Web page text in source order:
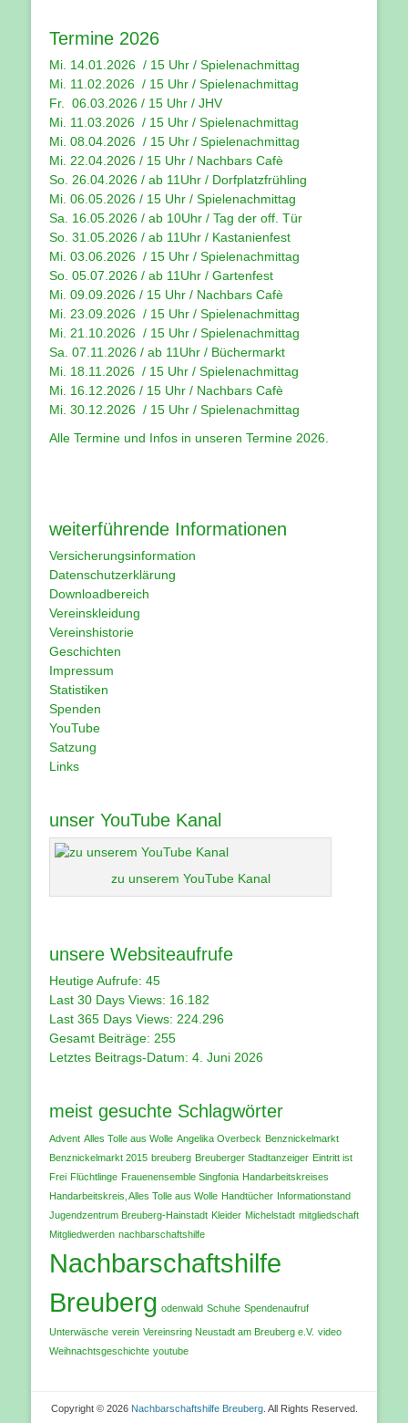
Termine 2026
Mi. 14.01.2026 / 15 Uhr / Spielenachmittag
Mi. 11.02.2026 / 15 Uhr / Spielenachmittag
Fr. 06.03.2026 / 15 Uhr / JHV
Mi. 11.03.2026 / 15 Uhr / Spielenachmittag
Mi. 08.04.2026 / 15 Uhr / Spielenachmittag
Mi. 22.04.2026 / 15 Uhr / Nachbars Cafè
So. 26.04.2026 / ab 11Uhr / Dorfplatzfrühling
Mi. 06.05.2026 / 15 Uhr / Spielenachmittag
Sa. 16.05.2026 / ab 10Uhr / Tag der off. Tür
So. 31.05.2026 / ab 11Uhr / Kastanienfest
Mi. 03.06.2026 / 15 Uhr / Spielenachmittag
So. 05.07.2026 / ab 11Uhr / Gartenfest
Mi. 09.09.2026 / 15 Uhr / Nachbars Cafè
Mi. 23.09.2026 / 15 Uhr / Spielenachmittag
Mi. 21.10.2026 / 15 Uhr / Spielenachmittag
Sa. 07.11.2026 / ab 11Uhr / Büchermarkt
Mi. 18.11.2026 / 15 Uhr / Spielenachmittag
Mi. 16.12.2026 / 15 Uhr / Nachbars Cafè
Mi. 30.12.2026 / 15 Uhr / Spielenachmittag
Alle Termine und Infos in unseren Termine 2026
weiterführende Informationen
Versicherungsinformation
Datenschutzerklärung
Downloadbereich
Vereinskleidung
Vereinshistorie
Geschichten
Impressum
Statistiken
Spenden
YouTube
Satzung
Links
unser YouTube Kanal
zu unserem YouTube Kanal
unsere Websiteaufrufe
Heutige Aufrufe: 45
Last 30 Days Views: 16.182
Last 365 Days Views: 224.296
Gesamt Beiträge: 255
Letztes Beitrags-Datum: 4. Juni 2026
meist gesuchte Schlagwörter
Advent Alles Tolle aus Wolle Angelika Overbeck Benznickelmarkt
Benznickelmarkt 2015 breuberg Breuberger Stadtanzeiger Eintritt ist
Frei Flüchtlinge Frauenensemble Singfonia Handarbeitskreises
Handarbeitskreis‚ Alles Tolle aus Wolle Handtücher Informationstand
Jugendzentrum Breuberg-Hainstadt Kleider Michelstadt mitgliedschaft
Mitgliedwerden nachbarschaftshilfe
Nachbarschaftshilfe
Breuberg odenwald Schuhe Spendenaufruf
Unterwäsche verein Vereinsring Neustadt am Breuberg e.V. video
Weihnachtsgeschichte youtube
Copyright © 2026 Nachbarschaftshilfe Breuberg. All Rights Reserved.